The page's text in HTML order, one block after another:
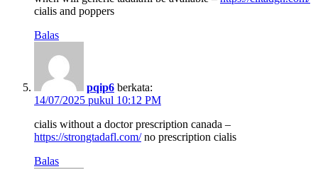
cialis and poppers
Balas
pqip6 berkata:
14/07/2025 pukul 10:12 PM
cialis without a doctor prescription canada –
https://strongtadafl.com/no prescription cialis
Balas